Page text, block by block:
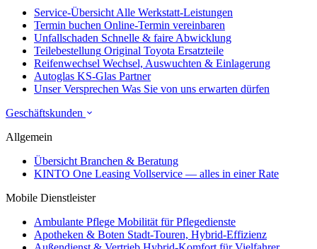
Service-Übersicht Alle Werkstatt-Leistungen
Termin buchen Online-Termin vereinbaren
Unfallschaden Schnelle & faire Abwicklung
Teilebestellung Original Toyota Ersatzteile
Reifenwechsel Wechsel, Auswuchten & Einlagerung
Autoglas KS-Glas Partner
Unser Versprechen Was Sie von uns erwarten dürfen
Geschäftskunden
Allgemein
Übersicht Branchen & Beratung
KINTO One Leasing Vollservice — alles in einer Rate
Mobile Dienstleister
Ambulante Pflege Mobilität für Pflegedienste
Apotheken & Boten Stadt-Touren, Hybrid-Effizienz